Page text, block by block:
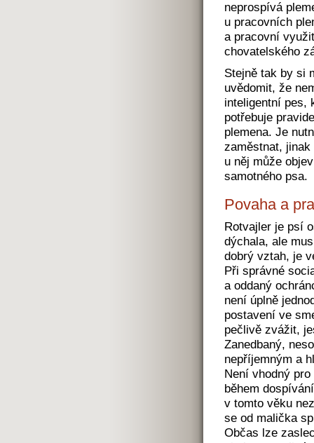
neprospívá
u pracovních
a pracovní
chovatelského
Stejně tak by si
uvědomit, že
inteligentní pes,
potřebuje
plemena. Je
zaměstnat,
u něj může
samotného psa.
Povaha a
Rotvajler je psí
dýchala, ale
dobrý vztah, je
Při správné
a oddaný
není úplně
postavení ve
pečlivě zvážit,
Zanedbaný,
nepříjemným a
Není vhodný
během
v tomto věku
se od malička
Občas lze